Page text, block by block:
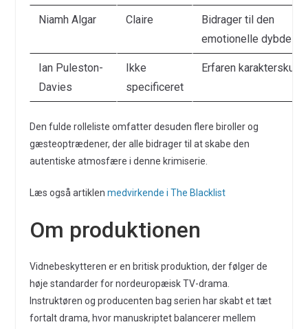
Niamh Algar Claire
Bidrager til den
emotionelle dybde
Ian Puleston-
Davies
Ikke
specificeret
Erfaren
Den fulde rolleliste omfatter desuden flere biroller og
gæsteoptrædener, der alle bidrager til at skabe den
autentiske atmosfære i denne krimiserie.
Læs også artiklen medvirkende i The Blacklist
Om produktionen
Vidnebeskytteren er en britisk produktion, der følger de
høje standarder for nordeuropæisk TV-drama.
Instruktøren og producenten bag serien har skabt et tæt
fortalt drama, hvor manuskriptet balancerer mellem